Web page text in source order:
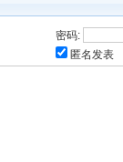
密码:
匿名发表